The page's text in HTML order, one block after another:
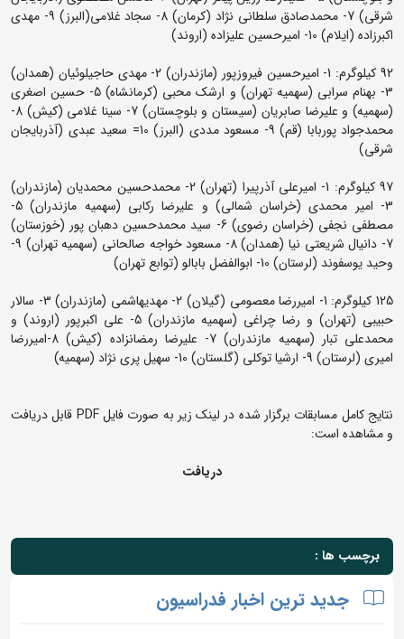
شرقی) 7- محمدصادق سلطانی نژاد (کرمان) 8- سجاد غلامی(البرز) 9- مهدی
اکبرزاده (ایلام) 10- امیرحسین علیزاده (اروند)
92 کیلوگرم: 1- امیرحسین فیروزپور (مازندران) 2- مهدی حاجیلوئیان (همدان)
3- بهنام سرابی (سهمیه تهران) و ارشک محبی (کرمانشاه) 5- حسین اصغری
(سهمیه) و علیرضا صابریان (سیستان و بلوچستان) 7- سینا غلامی (کیش) 8-
محمدجواد پوربابا (قم) 9- مسعود مددی (البرز) 10= سعید عبدی (آذربایجان
شرقی)
97 کیلوگرم: 1- امیرعلی آذرپیرا (تهران) 2- محمدحسین محمدیان (مازندران)
3- امیر محمدی (خراسان شمالی) و علیرضا رکابی (سهمیه مازندران) 5-
مصطفی نجفی (خراسان رضوی) 6- سید محمدحسین دهبان پور (خوزستان)
7- دانیال شریعتی نیا (همدان) 8- مسعود خواجه صالحانی (سهمیه تهران) 9-
وحید یوسفوند (لرستان) 10- ابوالفضل بابالو (توابع تهران)
125 کیلوگرم: 1- امیررضا معصومی (گیلان) 2- مهدیهاشمی (مازندران) 3- سالار
حبیبی (تهران) و رضا چراغی (سهمیه مازندران) 5- علی اکبرپور (اروند) و
محمدعلی تبار (سهمیه مازندران) 7- علیرضا رمضانزاده (کیش) 8-امیررضا
امیری (لرستان) 9- ارشیا توکلی (گلستان) 10- سهیل پری نژاد (سهمیه)
نتایج کامل مسابقات برگزار شده در لینک زیر به صورت فایل PDF قابل دریافت
و مشاهده است:
دریافت
برچسب ها :
جدید ترین اخبار فدراسیون